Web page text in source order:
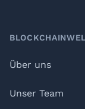
Über uns
Unser Team